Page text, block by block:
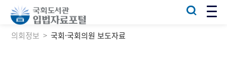
의회정보 국회·국회의원 보도자료